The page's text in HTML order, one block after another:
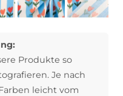
Produkte so
Je nach
leicht vom